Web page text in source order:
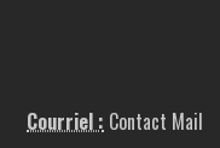
Courriel : Contact Mail